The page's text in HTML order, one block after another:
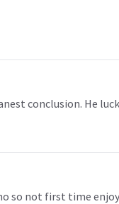
conclusion. He
so not first time